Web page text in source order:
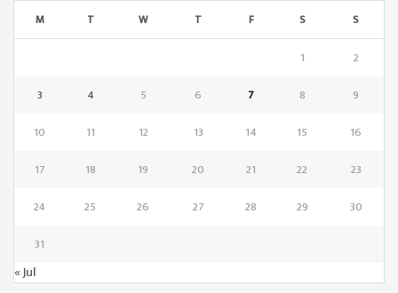
M T W T F S S
1
2
3
4 5 6 7 8
9
10
11 12 13 14 15
16
17
18 19 20 21 22
23
24
25 26 27 28 29
30
31
« Jul